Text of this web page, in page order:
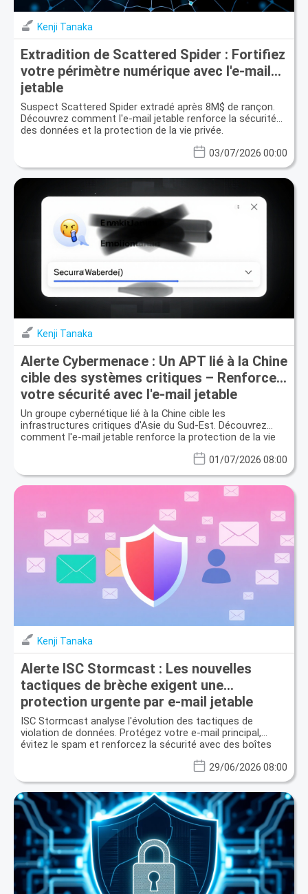
Kenji Tanaka
Extradition de Scattered Spider : Fortifiez
votre périmètre numérique avec l'e-mail
jetable
Suspect Scattered Spider extradé après 8M$ de rançon.
Découvrez comment l'e-mail jetable renforce la sécurité
des données et la protection de la vie privée.
03/07/2026 00:00
Kenji Tanaka
Alerte Cybermenace : Un APT lié à la Chine
cible des systèmes critiques – Renforcez
votre sécurité avec l'e-mail jetable
Un groupe cybernétique lié à la Chine cible les
infrastructures critiques d'Asie du Sud-Est. Découvrez
comment l'e-mail jetable renforce la protection de la vie
01/07/2026 08:00
Kenji Tanaka
Alerte ISC Stormcast : Les nouvelles
tactiques de brèche exigent une
protection urgente par e-mail jetable
ISC Stormcast analyse l'évolution des tactiques de
violation de données. Protégez votre e-mail principal,
évitez le spam et renforcez la sécurité avec des boîtes
29/06/2026 08:00